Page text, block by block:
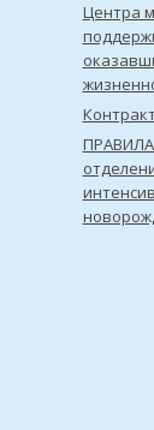
Центра
ПРАВИЛА